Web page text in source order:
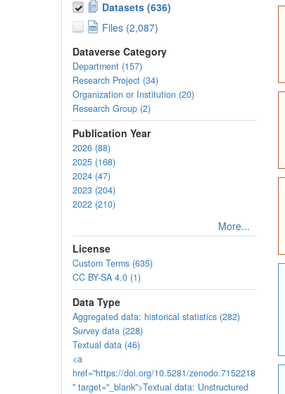
Datasets (636)
Files (2,087)
Dataverse Category
Department (157)
Research Project (34)
Organization or Institution (20)
Research Group (2)
Publication Year
2026 (88)
2025 (168)
2024 (47)
2023 (204)
2022 (210)
More...
License
Custom Terms (635)
CC BY-SA 4.0 (1)
Data Type
Aggregated data: historical statistics (282)
Survey data (228)
Textual data (46)
<a
href="https://doi.org/10.5281/zenodo.7152218
" target="_blank">Textual data: Unstructured